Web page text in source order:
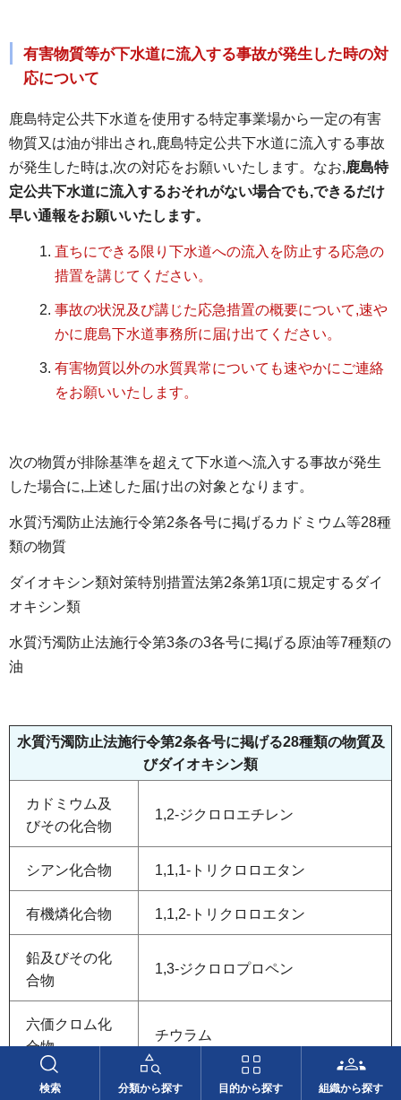
検索 分類から探す 目的から探す 組織から探す
有害物質等が下水道に流入する事故が発生した時の対
応について
鹿島特定公共下水道を使用する特定事業場から一定の有害
物質又は油が排出され,鹿島特定公共下水道に流入する事故
が発生した時は,次の対応をお願いいたします。なお,鹿島特
定公共下水道に流入するおそれがない場合でも,できるだけ
早い通報をお願いいたします。
直ちにできる限り下水道への流入を防止する応急の
措置を講じてください。
事故の状況及び講じた応急措置の概要について,速や
かに鹿島下水道事務所に届け出てください。
有害物質以外の水質異常についても速やかにご連絡
をお願いいたします。
次の物質が排除基準を超えて下水道へ流入する事故が発生
した場合に,上述した届け出の対象となります。
水質汚濁防止法施行令第2条各号に掲げるカドミウム等28種
類の物質
ダイオキシン類対策特別措置法第2条第1項に規定するダイ
オキシン類
水質汚濁防止法施行令第3条の3各号に掲げる原油等7種類の
油
水質汚濁防止法施行令第2条各号に掲げる28種類の物質及
びダイオキシン類
カドミウム及
びその化合物
1,2-ジクロロエチレン
シアン化合物 1,1,1-トリクロロエタン
有機燐化合物 1,1,2-トリクロロエタン
鉛及びその化
合物
1,3-ジクロロプロペン
六価クロム化
合物
チウラム
砒素及びその